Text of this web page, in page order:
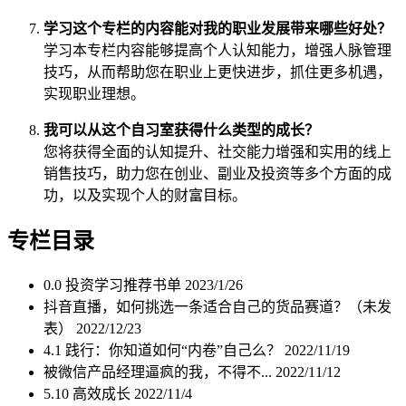
学习这个专栏的内容能对我的职业发展带来哪些好处？
学习本专栏内容能够提高个人认知能力，增强人脉管理
技巧，从而帮助您在职业上更快进步，抓住更多机遇，
实现职业理想。
我可以从这个自习室获得什么类型的成长？
您将获得全面的认知提升、社交能力增强和实用的线上
销售技巧，助力您在创业、副业及投资等多个方面的成
功，以及实现个人的财富目标。
专栏目录
0.0 投资学习推荐书单 2023/1/26
抖音直播，如何挑选一条适合自己的货品赛道？（未发
表） 2022/12/23
4.1 践行：你知道如何“内卷”自己么？ 2022/11/19
被微信产品经理逼疯的我，不得不... 2022/11/12
5.10 高效成长 2022/11/4